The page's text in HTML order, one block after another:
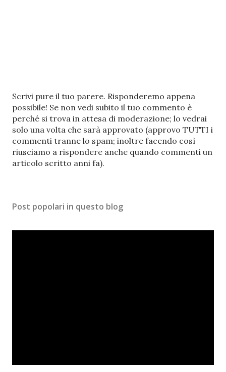
P
o
s
t
a
u
n
m
n
Scrivi pure il tuo parere. Risponderemo appena
possibile! Se non vedi subito il tuo commento è
perché si trova in attesa di moderazione; lo vedrai
solo una volta che sarà approvato (approvo TUTTI i
commenti tranne lo spam; inoltre facendo così
riusciamo a rispondere anche quando commenti un
articolo scritto anni fa).
Post popolari in questo blog